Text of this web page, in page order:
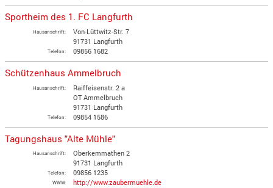
Sportheim des 1. FC Langfurth
Hausanschrift:
Von-Lüttwitz-Str. 7
91731 Langfurth
Telefon: 09856 1682
Schützenhaus Ammelbruch
Hausanschrift:
Raiffeisenstr. 2 a
OT Ammelbruch
91731 Langfurth
Telefon: 09854 1586
Tagungshaus "Alte Mühle"
Hausanschrift:
Oberkemmathen 2
91731 Langfurth
Telefon: 09856 1235
WWW: http://www.zaubermuehle.de